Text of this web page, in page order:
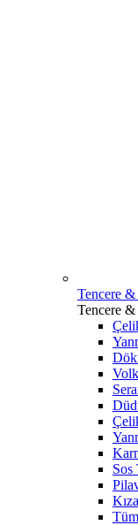
Tencere &
Tencere &
Sos